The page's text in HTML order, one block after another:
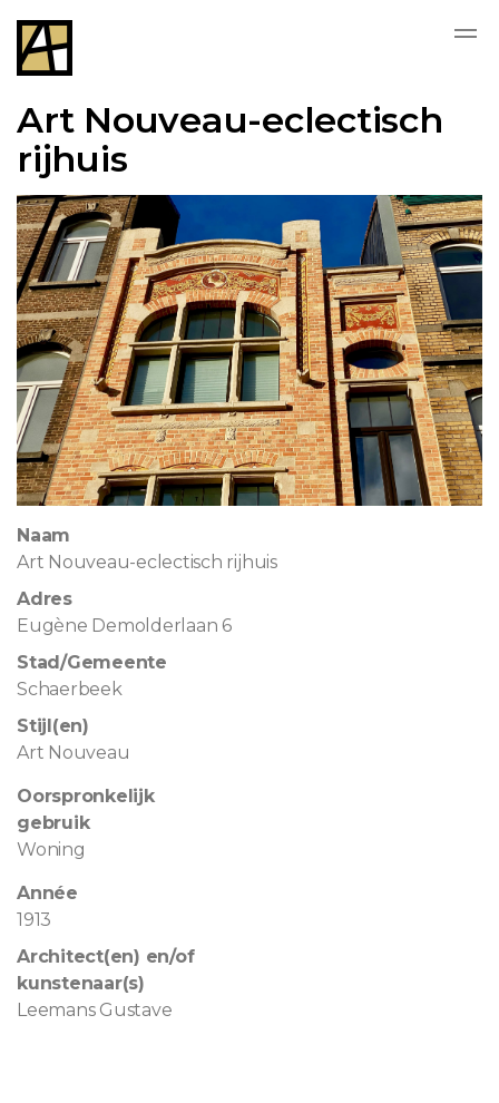
Art Nouveau-eclectisch
rijhuis
Naam
Art Nouveau-eclectisch rijhuis
Adres
Eugène Demolderlaan 6
Stad/Gemeente
Schaerbeek
Stijl(en)
Art Nouveau
Oorspronkelijk
gebruik
Woning
Année
1913
Architect(en) en/of
kunstenaar(s)
Leemans Gustave